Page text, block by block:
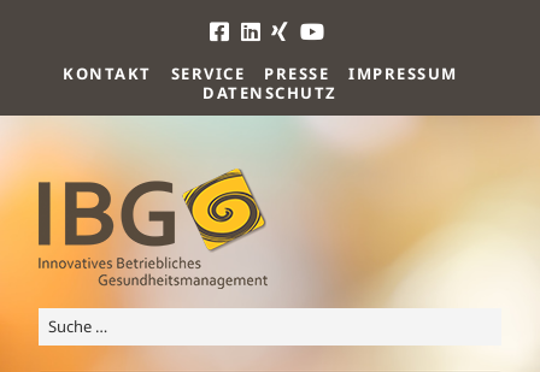
KONTAKT SERVICE PRESSE
IMPRESSUM
DATENSCHUTZ